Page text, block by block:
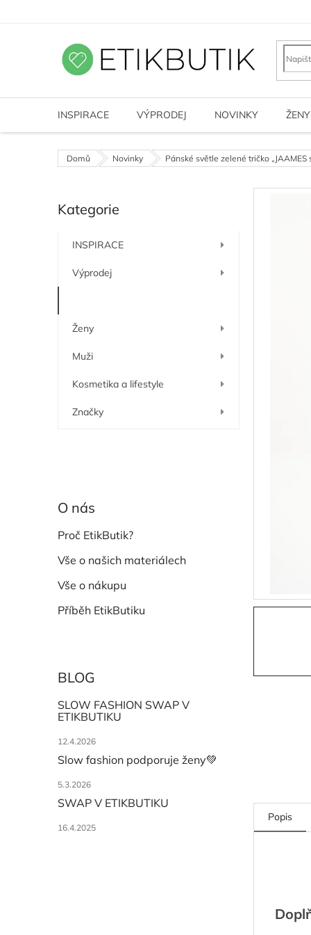
INSPIRACE VÝPRODEJ NOVINKY ŽENY
Domů Novinky Pánské světle zelené tričko „JAAMES
o
n
í
Přeskočit
kategorie
Kategorie
INSPIRACE
Výprodej
Ženy
Muži
Kosmetika a lifestyle
Značky
O nás
Proč EtikButik?
Vše o našich materiálech
Vše o nákupu
Příběh EtikButiku
BLOG
SLOW FASHION SWAP V
ETIKBUTIKU
12.4.2026
Slow fashion podporuje ženy💚
5.3.2026
SWAP V ETIKBUTIKU
16.4.2025
Popis